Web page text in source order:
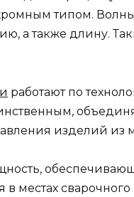
типом.
а также длину.
работают по
изделий из
местах сварочного